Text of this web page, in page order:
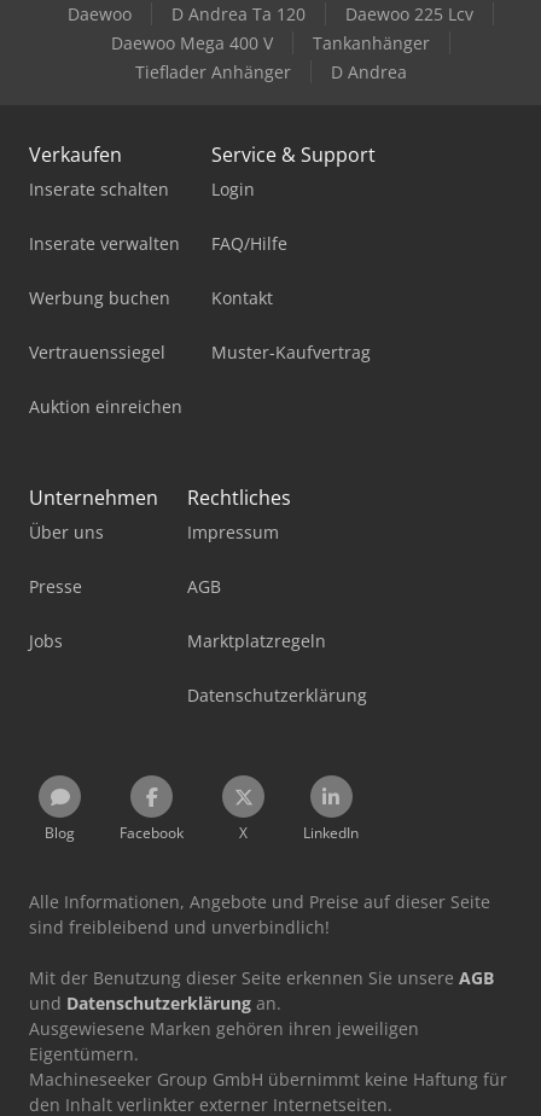
Daewoo D Andrea Ta 120
Daewoo 225 Lcv
Daewoo Mega 400 V
Tankanhänger
Tieflader Anhänger
D Andrea
Verkaufen
Inserate schalten
Inserate verwalten
Werbung buchen
Vertrauenssiegel
Auktion einreichen
Service & Support
Login
FAQ/Hilfe
Kontakt
Muster-Kaufvertrag
Unternehmen
Über uns
Presse
Jobs
Rechtliches
Impressum
AGB
Marktplatzregeln
Datenschutzerklärung
Blog Facebook X LinkedIn
Alle Informationen, Angebote und Preise auf dieser Seite
sind freibleibend und unverbindlich!
Mit der Benutzung dieser Seite erkennen Sie unsere AGB
und Datenschutzerklärung an.
Ausgewiesene Marken gehören ihren jeweiligen
Eigentümern.
Machineseeker Group GmbH übernimmt keine Haftung für
den Inhalt verlinkter externer Internetseiten.